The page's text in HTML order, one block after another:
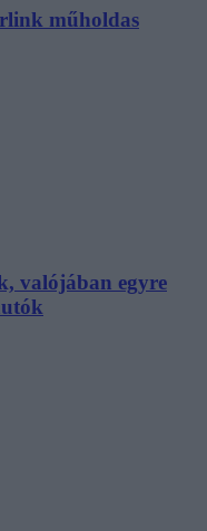
műholdas
valójában egyre